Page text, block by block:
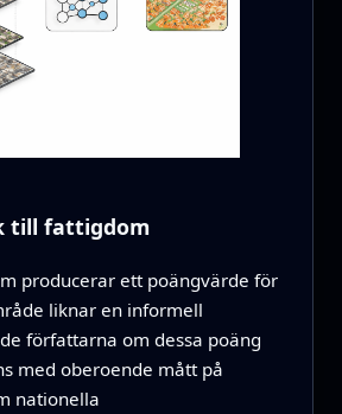
till fattigdom
producerar ett poängvärde för
liknar en informell
författarna om dessa poäng
med oberoende mått på
nationella